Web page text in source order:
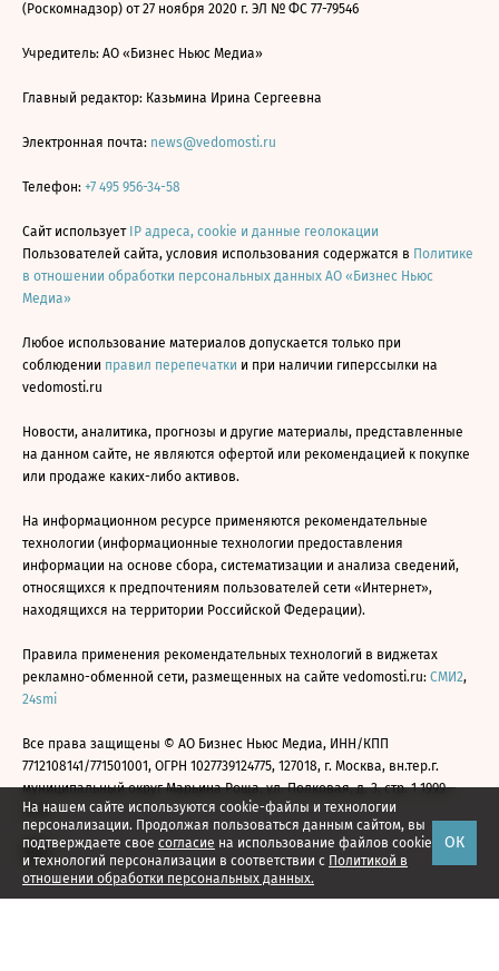
На нашем сайте используются cookie-файлы и технологии
персонализации. Продолжая пользоваться данным сайтом, вы
подтверждаете свое согласие на использование файлов cookie
и технологий персонализации в соответствии с Политикой в
отношении обработки персональных данных.
ОК
(Роскомнадзор) от 27 ноября 2020 г. ЭЛ № ФС 77-79546
Учредитель: АО «Бизнес Ньюс Медиа»
Главный редактор: Казьмина Ирина Сергеевна
Электронная почта: news@vedomosti.ru
Телефон: +7 495 956-34-58
Сайт использует IP адреса, cookie и данные геолокации
Пользователей сайта, условия использования содержатся в Политике
в отношении обработки персональных данных АО «Бизнес Ньюс
Медиа»
Любое использование материалов допускается только при
соблюдении правил перепечатки и при наличии гиперссылки на
vedomosti.ru
Новости, аналитика, прогнозы и другие материалы, представленные
на данном сайте, не являются офертой или рекомендацией к покупке
или продаже каких-либо активов.
На информационном ресурсе применяются рекомендательные
технологии (информационные технологии предоставления
информации на основе сбора, систематизации и анализа сведений,
относящихся к предпочтениям пользователей сети «Интернет»,
находящихся на территории Российской Федерации).
Правила применения рекомендательных технологий в виджетах
рекламно-обменной сети, размещенных на сайте vedomosti.ru: СМИ2,
24smi
Все права защищены © АО Бизнес Ньюс Медиа, ИНН/КПП
7712108141/771501001, ОГРН 1027739124775, 127018, г. Москва, вн.тер.г.
муниципальный округ Марьина Роща, ул. Полковая, д. 3, стр. 1 1999—
2026